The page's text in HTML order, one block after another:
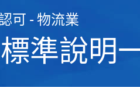
可 - 物流業
準說明